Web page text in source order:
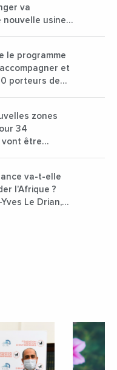
va
nouvelle usine
le programme
et
porteurs de
zones
34
vont être
va-t-elle
l’Afrique ?
Le Drian,